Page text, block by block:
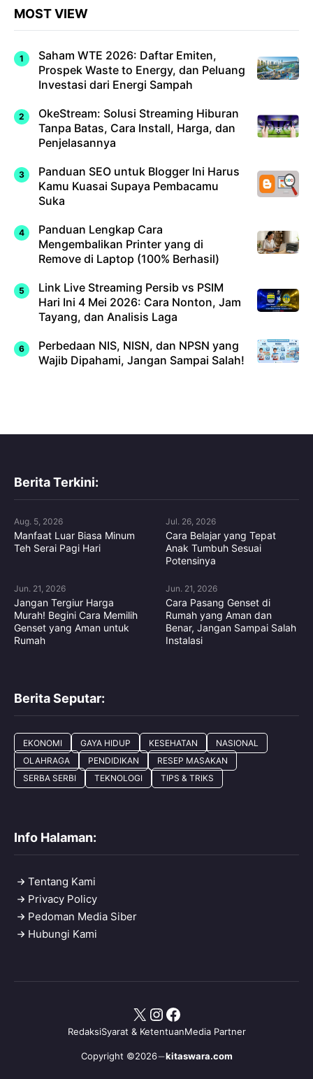
MOST VIEW
Saham WTE 2026: Daftar Emiten,
Prospek Waste to Energy, dan Peluang
Investasi dari Energi Sampah
OkeStream: Solusi Streaming Hiburan
Tanpa Batas, Cara Install, Harga, dan
Penjelasannya
Panduan SEO untuk Blogger Ini Harus
Kamu Kuasai Supaya Pembacamu
Suka
Panduan Lengkap Cara
Mengembalikan Printer yang di
Remove di Laptop (100% Berhasil)
Link Live Streaming Persib vs PSIM
Hari Ini 4 Mei 2026: Cara Nonton, Jam
Tayang, dan Analisis Laga
Perbedaan NIS, NISN, dan NPSN yang
Wajib Dipahami, Jangan Sampai Salah!
Berita Terkini:
Aug. 5, 2026
Manfaat Luar Biasa Minum
Teh Serai Pagi Hari
Jul. 26, 2026
Cara Belajar yang Tepat
Anak Tumbuh Sesuai
Potensinya
Jun. 21, 2026
Jangan Tergiur Harga
Murah! Begini Cara Memilih
Genset yang Aman untuk
Rumah
Jun. 21, 2026
Cara Pasang Genset di
Rumah yang Aman dan
Benar, Jangan Sampai Salah
Instalasi
Berita Seputar:
EKONOMI GAYA HIDUP KESEHATAN
NASIONAL
OLAHRAGA
PENDIDIKAN
RESEP MASAKAN
SERBA SERBI
TEKNOLOGI TIPS & TRIKS
Info Halaman:
Tentang Kami
Privacy Policy
Pedoman Media Siber
Hubungi Kami
Copyright ©2026 kitaswara.com
RedaksiSyarat & KetentuanMedia Partner
X Instagram
Facebook